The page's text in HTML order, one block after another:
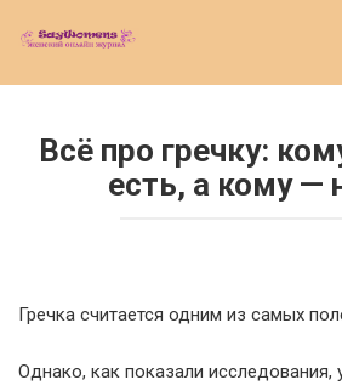
Всё про гречку:
есть, а кому —
Гречка считается одним из самых
Однако, как показали исследования,